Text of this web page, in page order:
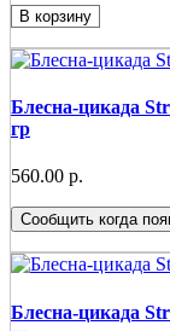
В корзину
Блесна-цикада
гр
560.00 р.
Сообщить когда
Блесна-цикада